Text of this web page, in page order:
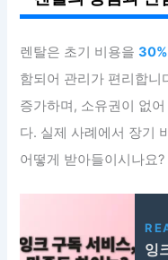
렌탈은 초기 비용을30%
함되어 관리가 편리합니
증가하며, 소유권이 없
다. 실제 사례에서 장기
어떻게 받아들이시나요?
잉